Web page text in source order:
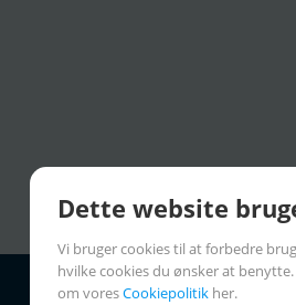
Dette website
Vi bruger cookies til at forbedre
hvilke cookies du ønsker at
om voresCookiepolitik her.